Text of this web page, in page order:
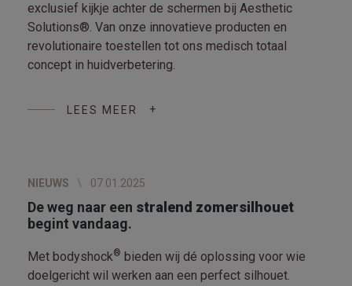
exclusief kijkje achter de schermen bij Aesthetic
Solutions®. Van onze innovatieve producten en
revolutionaire toestellen tot ons medisch totaal
concept in huidverbetering.
LEES MEER
NIEUWS 07.01.2025
De weg naar een stralend zomersilhouet
begint vandaag.
Met bodyshock® bieden wij dé oplossing voor wie
doelgericht wil werken aan een perfect silhouet.